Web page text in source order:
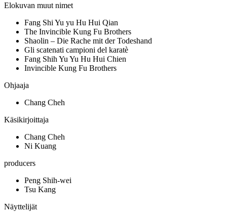
Elokuvan muut nimet
Fang Shi Yu yu Hu Hui Qian
The Invincible Kung Fu Brothers
Shaolin – Die Rache mit der Todeshand
Gli scatenati campioni del karatè
Fang Shih Yu Yu Hu Hui Chien
Invincible Kung Fu Brothers
Ohjaaja
Chang Cheh
Käsikirjoittaja
Chang Cheh
Ni Kuang
producers
Peng Shih-wei
Tsu Kang
Näyttelijät